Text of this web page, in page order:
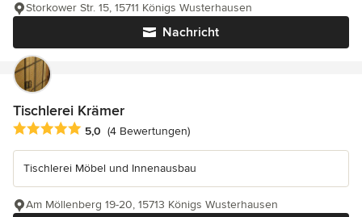
Nachricht
Storkower Str. 15, 15711 Königs Wusterhausen
Tischlerei Krämer
Durchschnittliche Bewertung: 5 von 5 Sternen
5,0 (4 Bewertungen)
Tischlerei Möbel und Innenausbau
Am Möllenberg 19-20, 15713 Königs Wusterhausen